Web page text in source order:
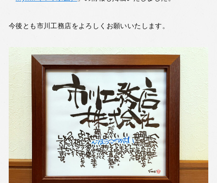
今後とも市川工務店をよろしくお願いいたします。